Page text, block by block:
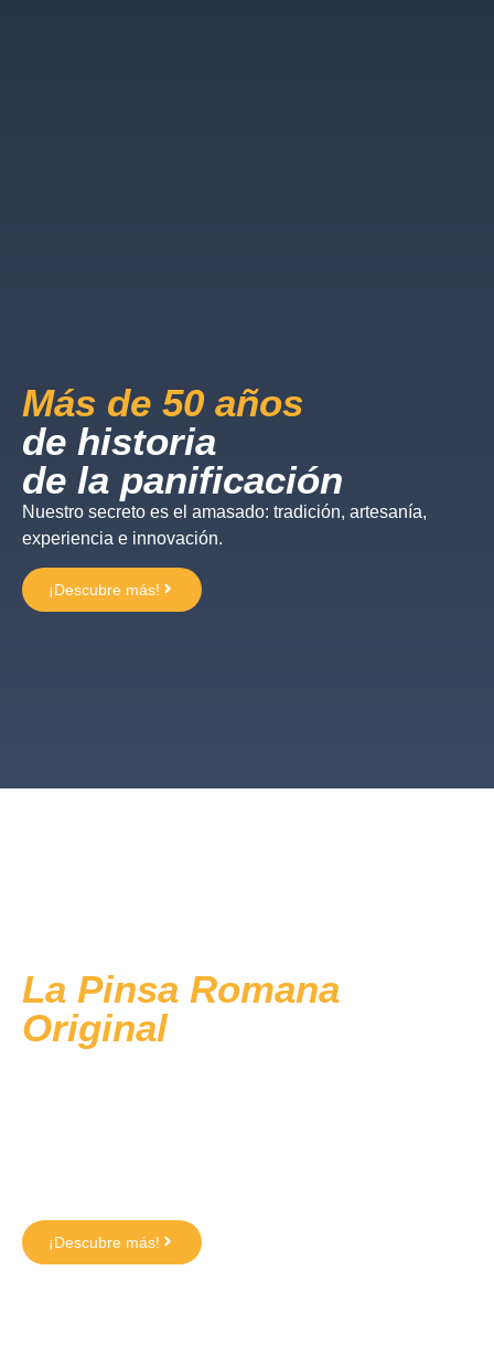
Más de 50 años
de historia
de la panificación
Nuestro secreto es el amasado: tradición, artesanía,
experiencia e innovación.
¡Descubre más!
La Pinsa Romana
Original
¡Descubre más!